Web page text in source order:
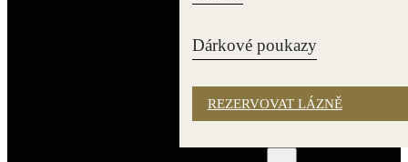
Dárkové poukazy
REZERVOVAT LÁZNĚ